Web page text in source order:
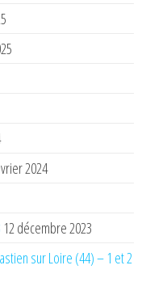
2024
12 décembre 2023
sur Loire (44) – 1 et 2